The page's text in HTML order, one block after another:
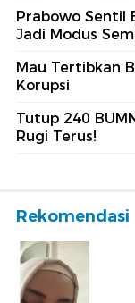
Prabowo Sentil
Jadi Modus
Mau Tertibkan
Korupsi
Tutup 240
Rugi Terus!
Rekomendasi